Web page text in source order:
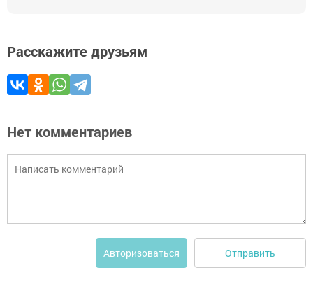
Расскажите друзьям
Нет комментариев
Авторизоваться Отправить